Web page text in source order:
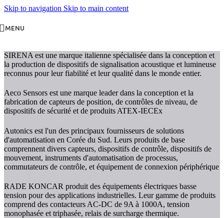
Skip to navigation Skip to main content
MENU
SIRENA est une marque italienne spécialisée dans la conception et
la production de dispositifs de signalisation acoustique et lumineuse
reconnus pour leur fiabilité et leur qualité dans le monde entier.
Aeco Sensors est une marque leader dans la conception et la
fabrication de capteurs de position, de contrôles de niveau, de
dispositifs de sécurité et de produits ATEX-IECEx
Autonics est l'un des principaux fournisseurs de solutions
d'automatisation en Corée du Sud. Leurs produits de base
comprennent divers capteurs, dispositifs de contrôle, dispositifs de
mouvement, instruments d'automatisation de processus,
commutateurs de contrôle, et équipement de connexion périphérique
RADE KONCAR produit des équipements électriques basse
tension pour des applications industrielles. Leur gamme de produits
comprend des contacteurs AC-DC de 9A à 1000A, tension
monophasée et triphasée, relais de surcharge thermique.